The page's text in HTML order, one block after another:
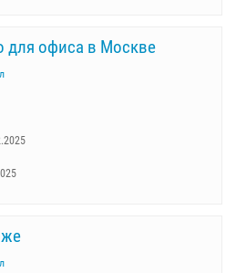
для офиса в Москве